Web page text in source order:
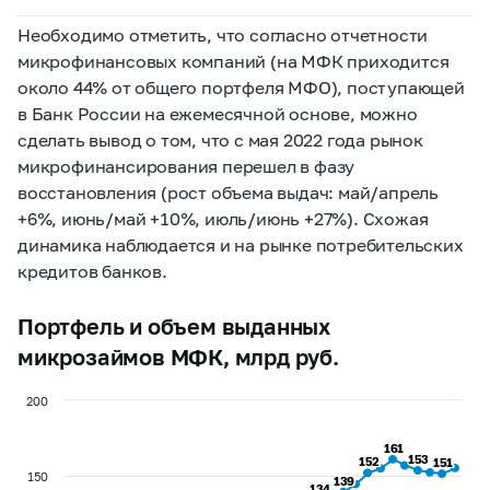
Необходимо отметить, что согласно отчетности
микрофинансовых компаний (на МФК приходится
около 44% от общего портфеля МФО), поступающей
в Банк России на ежемесячной основе, можно
сделать вывод о том, что с мая 2022 года рынок
микрофинансирования перешел в фазу
восстановления (рост объема выдач: май/апрель
+6%, июнь/май +10%, июль/июнь +27%). Схожая
динамика наблюдается и на рынке потребительских
кредитов банков.
Портфель и объем выданных
микрозаймов МФК, млрд руб.
139
139
152
152
161
161
153
153 151
151
150
200